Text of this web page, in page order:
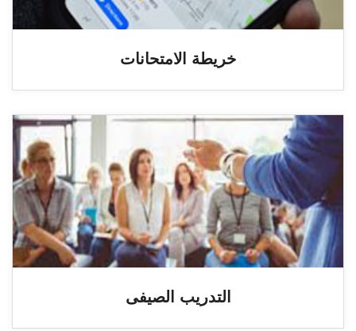
خريطة الامتحانات
التدريب الصيفى